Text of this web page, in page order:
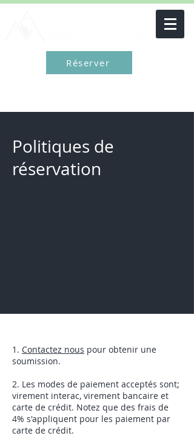
Réserver
Politiques de
réservation
1. Contactez nous pour obtenir une
soumission.
2. Les modes de paiement acceptés sont;
virement interac, virement bancaire et
carte de crédit. Notez que des frais de
4% s'appliquent pour les paiement par
carte de crédit.